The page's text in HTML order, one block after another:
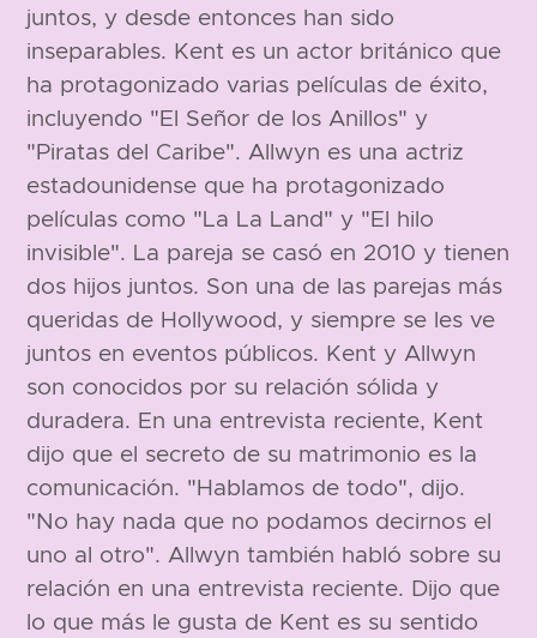
juntos, y desde entonces han sido
inseparables. Kent es un actor británico que
ha protagonizado varias películas de éxito,
incluyendo "El Señor de los Anillos" y
"Piratas del Caribe". Allwyn es una actriz
estadounidense que ha protagonizado
películas como "La La Land" y "El hilo
invisible". La pareja se casó en 2010 y tienen
dos hijos juntos. Son una de las parejas más
queridas de Hollywood, y siempre se les ve
juntos en eventos públicos. Kent y Allwyn
son conocidos por su relación sólida y
duradera. En una entrevista reciente, Kent
dijo que el secreto de su matrimonio es la
comunicación. "Hablamos de todo", dijo.
"No hay nada que no podamos decirnos el
uno al otro". Allwyn también habló sobre su
relación en una entrevista reciente. Dijo que
lo que más le gusta de Kent es su sentido
183 cm